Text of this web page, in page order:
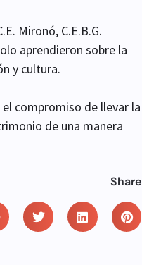
Mironó, C.E.B.G.
aprendieron sobre la
y cultura.
compromiso de llevar la
de una manera
Share